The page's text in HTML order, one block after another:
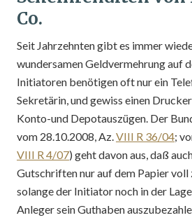
Co.
Seit Jahrzehnten gibt es immer
wundersamen Geldvermehrung auf
Initiatoren benötigen oft nur ein
Sekretärin, und gewiss einen
Konto-und Depotauszügen. Der
vom 28.10.2008, Az.VIII R 36/04;
VIII R 4/07) geht davon aus, daß
Gutschriften nur auf dem Papier voll
solange der Initiator noch in der
Anleger sein Guthaben